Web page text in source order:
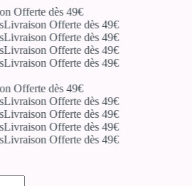
Offerte dès 49€
Livraison Offerte dès 49€
Livraison Offerte dès 49€
Livraison Offerte dès 49€
Livraison Offerte dès 49€
Offerte dès 49€
Livraison Offerte dès 49€
Livraison Offerte dès 49€
Livraison Offerte dès 49€
Livraison Offerte dès 49€